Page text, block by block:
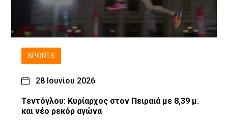
SPORTS
28 Ιουνίου 2026
Τεντόγλου: Κυρίαρχος στον Πειραιά με 8,39 μ.
και νέο ρεκόρ αγώνα